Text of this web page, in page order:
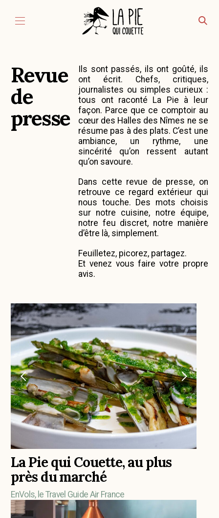
Revue
de
presse
Ils sont passés, ils ont goûté, ils
ont écrit. Chefs, critiques,
journalistes ou simples curieux :
tous ont raconté La Pie à leur
façon. Parce que ce comptoir au
cœur des Halles des Nîmes ne se
résume pas à des plats. C’est une
ambiance, un rythme, une
sincérité qu’on ressent autant
qu’on savoure.
Dans cette revue de presse, on
retrouve ce regard extérieur qui
nous touche. Des mots choisis
sur notre cuisine, notre équipe,
notre feu discret, notre manière
d’être là, simplement.
Feuilletez, picorez, partagez.
Et venez vous faire votre propre
avis.
La Pie qui Couette, au plus
près du marché
EnVols, le Travel Guide Air France